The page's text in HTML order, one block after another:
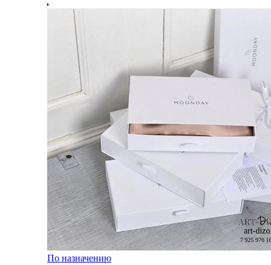
По назначению